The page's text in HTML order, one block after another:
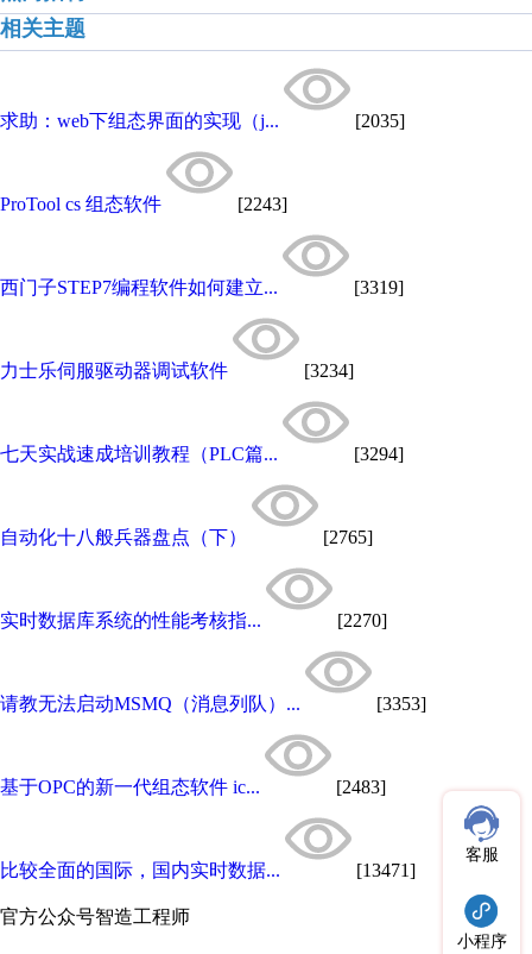
相关主题
求助：web下组态界面的实现（j... [2035]
ProTool cs 组态软件 [2243]
西门子STEP7编程软件如何建立... [3319]
力士乐伺服驱动器调试软件 [3234]
七天实战速成培训教程（PLC篇... [3294]
自动化十八般兵器盘点（下） [2765]
实时数据库系统的性能考核指... [2270]
请教无法启动MSMQ（消息列队）... [3353]
基于OPC的新一代组态软件 ic... [2483]
比较全面的国际，国内实时数据... [13471]
官方公众号智造工程师
客服
小程序